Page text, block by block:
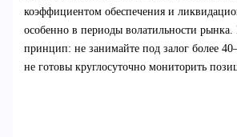
коэффициентом обеспечения и
особенно в периоды волатильности
принцип: не занимайте под залог более
не готовы круглосуточно мониторить